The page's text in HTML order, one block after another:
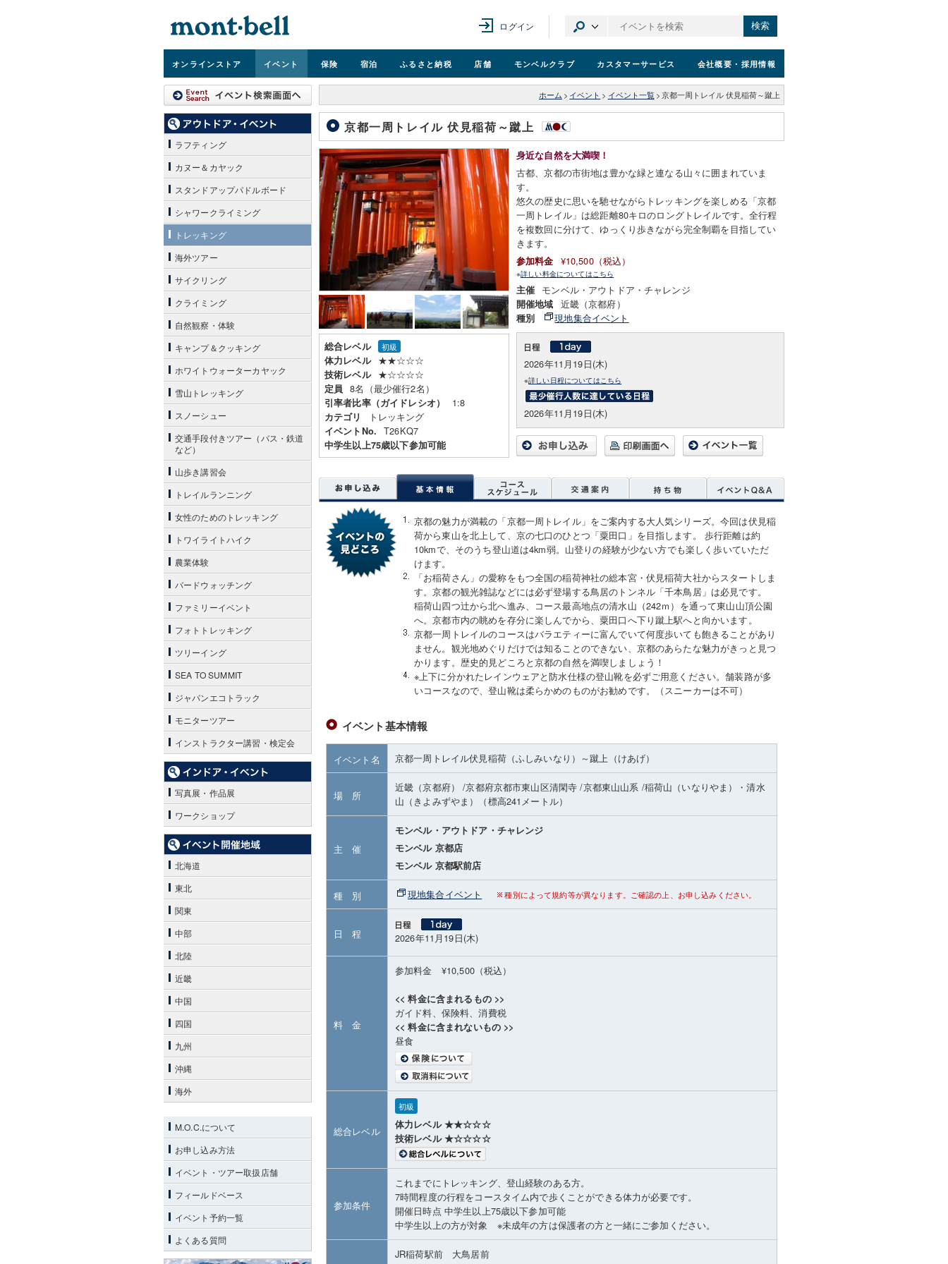
ログイン 検索
オンラインストア イベント 保険 宿泊 ふるさと納税 店舗 モンベルクラブ カスタマーサービス 会社概要 ・採用情報
ホーム > イベント > イベント一覧 > 京都一周トレイル 伏見稲荷～蹴上
京都一周トレイル 伏見稲荷～蹴上
総合レベル 初級
体力レベル ★★☆☆☆
技術レベル ★☆☆☆☆
定員 8名（最少催行2名）
引率者比率（ガイドレシオ） 1:8
カテゴリ トレッキング
イベントNo. T26KQ7
中学生以上75歳以下参加可能
身近な自然を大満喫！
古都、京都の市街地は豊かな緑と連なる山々に囲まれていま
す。
悠久の歴史に思いを馳せながらトレッキングを楽しめる「京都
一周トレイル」は総距離80キロのロングトレイルです。全行程
を複数回に分けて、ゆっくり歩きながら完全制覇を目指してい
きます。
参加料金 ¥10,500（税込）
※詳しい料金についてはこちら
主催 モンベル・アウトドア・チャレンジ
開催地域 近畿（京都府）
種別 現地集合イベント
2026年11月19日(木)
※詳しい日程についてはこちら
2026年11月19日(木)
京都の魅力が満載の「京都一周トレイル」をご案内する大人気シリーズ。今回は伏見稲
荷から東山を北上して、京の七口のひとつ「粟田口」を目指します。 歩行距離は約
10kmで、そのうち登山道は4km弱。山登りの経験が少ない方でも楽しく歩いていただ
けます。
「お稲荷さん」の愛称をもつ全国の稲荷神社の総本宮・伏見稲荷大社からスタートしま
す。京都の観光雑誌などには必ず登場する鳥居のトンネル「千本鳥居」は必見です。
稲荷山四つ辻から北へ進み、コース最高地点の清水山（242ｍ）を通って東山山頂公園
へ。京都市内の眺めを存分に楽しんでから、粟田口へ下り蹴上駅へと向かいます。
京都一周トレイルのコースはバラエティーに富んでいて何度歩いても飽きることがあり
ません。観光地めぐりだけでは知ることのできない、京都のあらたな魅力がきっと見つ
かります。歴史的見どころと京都の自然を満喫しましょう！
※上下に分かれたレインウェアと防水仕様の登山靴を必ずご用意ください。舗装路が多
いコースなので、登山靴は柔らかめのものがお勧めです。（スニーカーは不可）
イベント基本情報
イベント名 京都一周トレイル伏見稲荷（ふしみいなり）～蹴上（けあげ）
場 所
近畿（京都府） /京都府京都市東山区清閑寺 /京都東山山系 /稲荷山（いなりやま）・清水
山（きよみずやま）
（標高241メートル）
主 催
モンベル・アウトドア・チャレンジ
モンベル 京都店
モンベル 京都駅前店
種 別 現地集合イベント 種別によって規約等が異なります。ご確認の上、お申し込みください。
日 程 2026年11月19日(木)
料 金
参加料金 ¥10,500（税込）
<< 料金に含まれるもの >>
ガイド料、保険料、消費税
<< 料金に含まれないもの >>
昼食
総合レベル
初級
体力レベル ★★☆☆☆
技術レベル ★☆☆☆☆
参加条件
これまでにトレッキング、登山経験のある方。
7時間程度の行程をコースタイム内で歩くことができる体力が必要です。
開催日時点 中学生以上75歳以下参加可能
中学生以上の方が対象 ※未成年の方は保護者の方と一緒にご参加ください。
JR稲荷駅前 大鳥居前
ラフティング
カヌー＆カヤック
スタンドアップパドルボード
シャワークライミング
トレッキング
海外ツアー
サイクリング
クライミング
自然観察・体験
キャンプ＆クッキング
ホワイトウォーターカヤック
雪山トレッキング
スノーシュー
交通手段付きツアー（バス・鉄道
など）
山歩き講習会
トレイルランニング
女性のためのトレッキング
トワイライトハイク
農業体験
バードウォッチング
ファミリーイベント
フォトトレッキング
ツリーイング
SEA TO SUMMIT
ジャパンエコトラック
モニターツアー
インストラクター講習・検定会
写真展・作品展
ワークショップ
北海道
東北
関東
中部
北陸
近畿
中国
四国
九州
沖縄
海外
M.O.C.について
お申し込み方法
イベント・ツアー取扱店舗
フィールドベース
イベント予約一覧
よくある質問